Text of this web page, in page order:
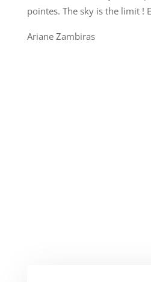
pointes. The sky is the limit !
Ariane Zambiras